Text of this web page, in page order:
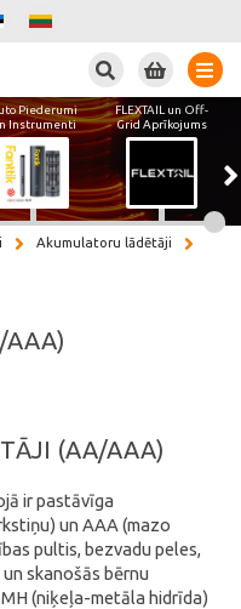
Piederumi
Instrumenti
FLEXTAIL un Off-
Grid Aprīkojums
Akumulatoru lādētāji
AAA)
(AA/AAA)
ir pastāvīga
un AAA (mazo
pultis, bezvadu peles,
skanošās bērnu
(niķeļa-metāla hidrīda)